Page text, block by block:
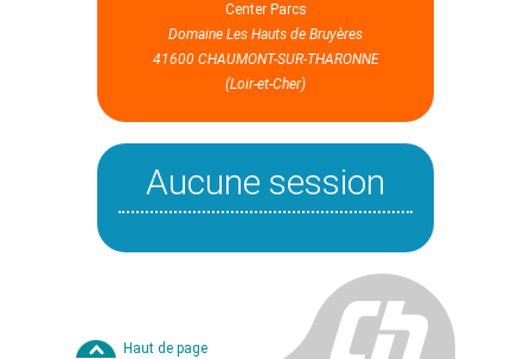
Center Parcs
Domaine Les Hauts de Bruyères
41600 CHAUMONT-SUR-THARONNE
(Loir-et-Cher)
Aucune session
Haut de page